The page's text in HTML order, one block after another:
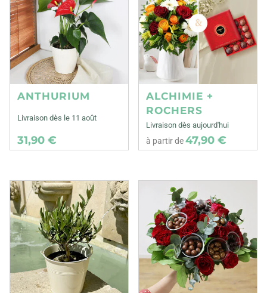
ANTHURIUM
Livraison dès le 11 août
31,90 €
ALCHIMIE +
ROCHERS
Livraison dès aujourd'hui
à partir de47,90 €